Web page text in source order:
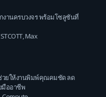
งานครบวงจร พร้อมโซลูชันที่
,Max
ยให้งานพิมพ์คุณคมชัด ลด
มืออาชีพ